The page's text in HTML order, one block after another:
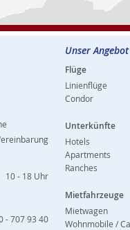
10 - 18 Uhr
- 707 93 40
Unser Angebot
Flüge
Linienflüge
Condor
Unterkünfte
Hotels
Apartments
Ranches
Mietfahrzeuge
Mietwagen
Wohnmobile /